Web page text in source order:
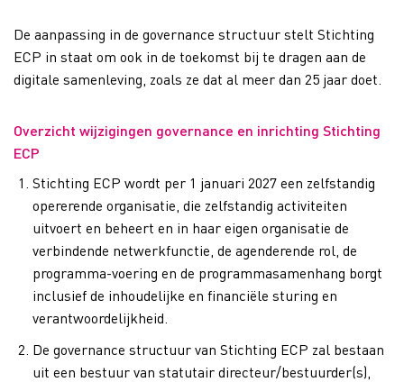
De aanpassing in de governance structuur stelt Stichting
ECP in staat om ook in de toekomst bij te dragen aan de
digitale samenleving, zoals ze dat al meer dan 25 jaar doet.
Overzicht wijzigingen governance en inrichting Stichting
ECP
Stichting ECP wordt per 1 januari 2027 een zelfstandig
opererende organisatie, die zelfstandig activiteiten
uitvoert en beheert en in haar eigen organisatie de
verbindende netwerkfunctie, de agenderende rol, de
programma-voering en de programmasamenhang borgt
inclusief de inhoudelijke en financiële sturing en
verantwoordelijkheid.
De governance structuur van Stichting ECP zal bestaan
uit een bestuur van statutair directeur/bestuurder(s),